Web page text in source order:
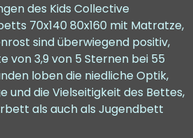
des Kids Collective
70x140 80x160 mit Matratze,
sind überwiegend positiv,
von 3,9 von 5 Sternen bei 55
loben die niedliche Optik,
und die Vielseitigkeit des Bettes,
als auch als Jugendbett